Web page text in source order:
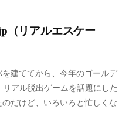
（リアルエスケー
建ててから、今年のゴールデ
アル脱出ゲームを話題にした
だけど、いろいろと忙しくな